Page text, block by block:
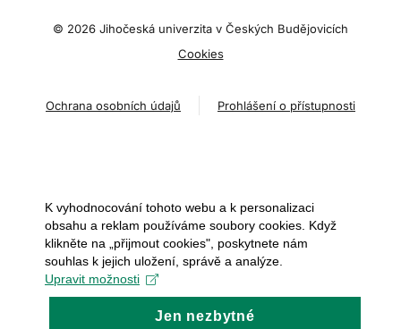
© 2026 Jihočeská univerzita v Českých Budějovicích
Cookies
Ochrana osobních údajů Prohlášení o přístupnosti
K vyhodnocování tohoto webu a k personalizaci
obsahu a reklam používáme soubory cookies. Když
klikněte na „přijmout cookies", poskytnete nám
souhlas k jejich uložení, správě a analýze.
Upravit možnosti
Jen nezbytné